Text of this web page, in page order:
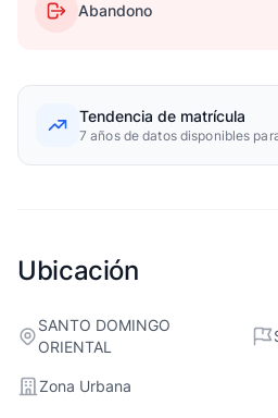
Abandono
Tendencia de matrícula
7 años de datos disponibles
Ubicación
SANTO DOMINGO
ORIENTAL
Zona Urbana